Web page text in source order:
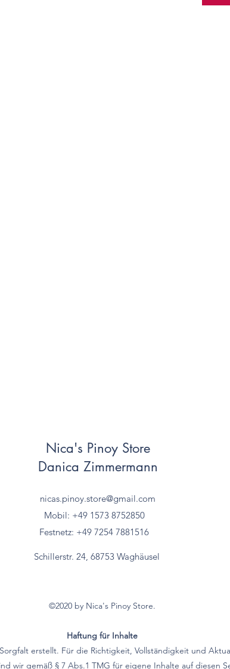
Nica's Pinoy Store
Danica Zimmermann
nicas.pinoy.store@gmail.com
Mobil: +49 1573 8752850
Festnetz: +49 7254 7881516
Schillerstr. 24, 68753 Waghäusel
©2020 by Nica's Pinoy Store.
Haftung für Inhalte
erstellt. Für die Richtigkeit, Vollständigkeit und
wir gemäß § 7 Abs.1 TMG für eigene Inhalte auf diesen